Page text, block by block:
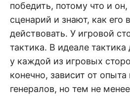
победить, потому что и
сценарий и знают, как его
действовать. У игровой
тактика. В идеале
у каждой из игровых
конечно, зависит от
генералов, но тем не